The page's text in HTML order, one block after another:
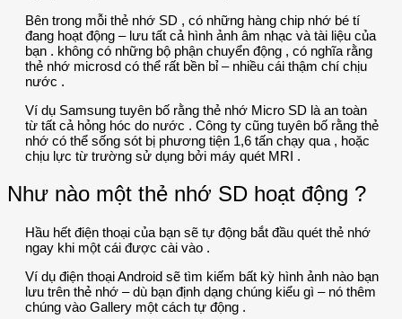
Bên trong mỗi thẻ nhớ SD , có những hàng chip nhớ bé tí
đang hoạt động – lưu tất cả hình ảnh âm nhạc và tài liệu của
bạn . không có những bộ phận chuyển động , có nghĩa rằng
thẻ nhớ microsd có thể rất bền bỉ – nhiều cái thậm chí chịu
nước .
Ví dụ Samsung tuyên bố rằng thẻ nhớ Micro SD là an toàn
từ tất cả hỏng hóc do nước . Công ty cũng tuyên bố rằng thẻ
nhớ có thể sống sót bị phương tiện 1,6 tấn chạy qua , hoặc
chịu lực từ trường sử dụng bởi máy quét MRI .
Như nào một thẻ nhớ SD hoạt động ?
Hầu hết điện thoại của bạn sẽ tự động bắt đầu quét thẻ nhớ
ngay khi một cái được cài vào .
Ví dụ điện thoại Android sẽ tìm kiếm bất kỳ hình ảnh nào bạn
lưu trên thẻ nhớ – dù bạn định dạng chúng kiểu gì – nó thêm
chúng vào Gallery một cách tự động .